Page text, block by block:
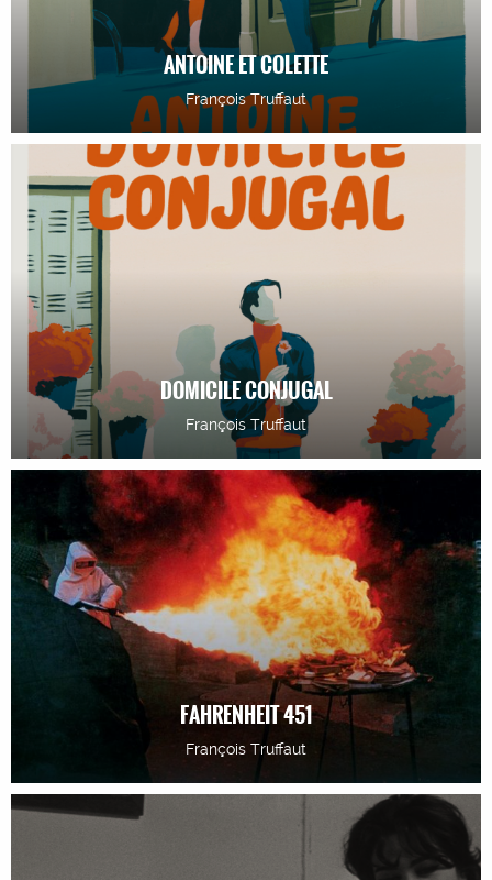
ANTOINE ET COLETTE
François Truffaut
DOMICILE CONJUGAL
François Truffaut
FAHRENHEIT 451
François Truffaut